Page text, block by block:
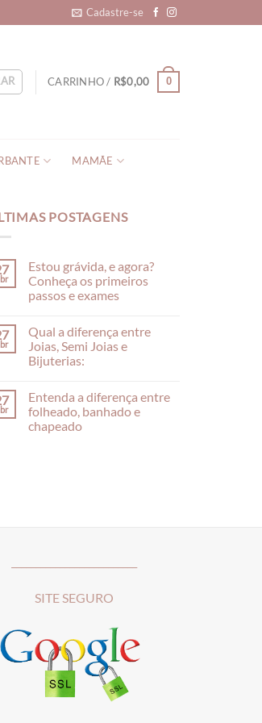
Cadastre-se
CARRINHO / R$0,00 0
MAMÃE
POSTAGENS
Estou grávida, e agora?
Conheça os primeiros
passos e exames
Qual a diferença entre
Joias, Semi Joias e
Bijuterias:
Entenda a diferença entre
folheado, banhado e
chapeado
SITE SEGURO